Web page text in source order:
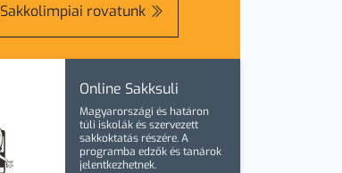
Sakkolimpiai rovatunk
Online Sakksuli
Magyarországi és határon
túli iskolák és szervezett
sakkoktatás részére. A
programba edzőkéstanárok
jelentkezhetnek.